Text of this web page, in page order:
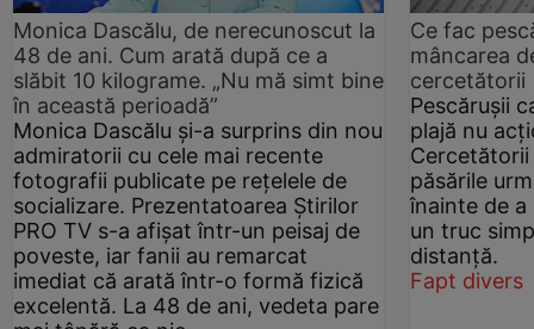
Monica Dascălu, de nerecunoscut la
48 de ani. Cum arată după ce a
slăbit 10 kilograme. „Nu mă simt bine
în această perioadă”
Monica Dascălu și-a surprins din nou
admiratorii cu cele mai recente
fotografii publicate pe rețelele de
socializare. Prezentatoarea Știrilor
PRO TV s-a afișat într-un peisaj de
poveste, iar fanii au remarcat
imediat că arată într-o formă fizică
excelentă. La 48 de ani, vedeta pare
Ce fac
mâncarea
cercetătorii
Pescărușii
plajă nu
păsările
înainte de a
un truc
distanță.
Fapt divers